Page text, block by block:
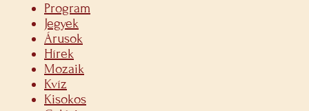
Program
Jegyek
Árusok
Hírek
Mozaik
Kvíz
Kisokos